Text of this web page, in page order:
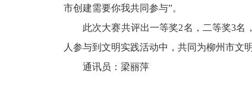
市创建需要你我共同参与”。
此次大赛共评出一等奖2名，二等奖3
人参与到文明实践活动中，共同为柳州市文
通讯员：梁丽萍